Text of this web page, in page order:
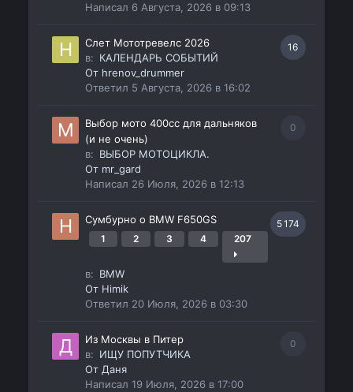
Написал 6 Августа, 2026 в 09:13
16
Слет Мототревелс 2026
в: КАЛЕНДАРЬ СОБЫТИЙ
От hrenov_drummer
Ответил 5 Августа, 2026 в 16:02
0
Выбор мото 400сс для дальняков
(и не очень)
в: ВЫБОР МОТОЦИКЛА.
От mr_gard
Написал 26 Июля, 2026 в 12:13
5 174
Сумбурно о BMW F650GS
1 2 3 4 207
в: BMW
От Himik
Ответил 20 Июля, 2026 в 03:30
0
Из Москвы в Питер
в: ИЩУ ПОПУТЧИКА
ОтДаня
Написал19 Июля, 2026 в 17:00